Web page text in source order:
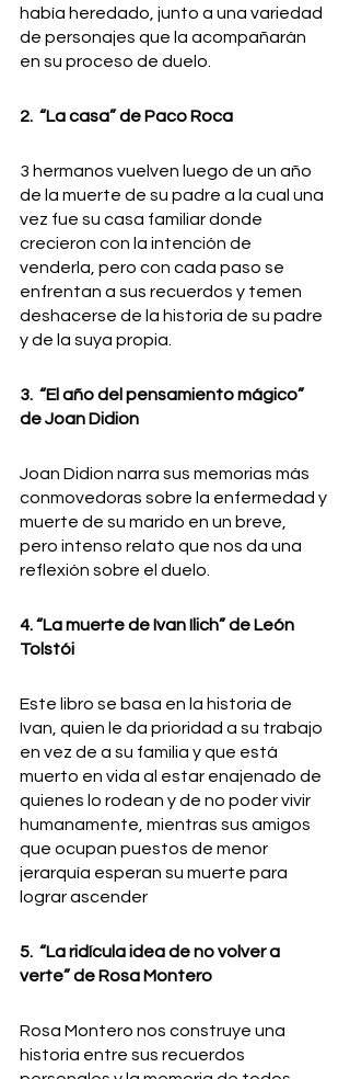
había heredado, junto a una variedad
de personajes que la acompañarán
en su proceso de duelo.
2️.  “La casa” de Paco Roca
3 hermanos vuelven luego de un año
de la muerte de su padre a la cual una
vez fue su casa familiar donde
crecieron con la intención de
venderla, pero con cada paso se
enfrentan a sus recuerdos y temen
deshacerse de la historia de su padre
y de la suya propia.
3️.  “El año del pensamiento mágico”
de Joan Didion
Joan Didion narra sus memorias más
conmovedoras sobre la enfermedad y
muerte de su marido en un breve,
pero intenso relato que nos da una
reflexión sobre el duelo.
4️. “La muerte de Ivan Ilich” de León
Tolstói
Este libro se basa en la historia de
Ivan, quien le da prioridad a su trabajo
en vez de a su familia y que está
muerto en vida al estar enajenado de
quienes lo rodean y de no poder vivir
humanamente, mientras sus amigos
que ocupan puestos de menor
jerarquía esperan su muerte para
lograr ascender
5️.  “La ridícula idea de no volver a
verte” de Rosa Montero
Rosa Montero nos construye una
historia entre sus recuerdos